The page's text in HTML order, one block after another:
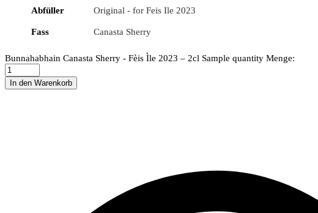
Abfüller Original - for Feis Ile 2023
Fass Canasta Sherry
Bunnahabhain Canasta Sherry - Fèis Ìle 2023 – 2cl Sample quantity Menge:
In den Warenkorb